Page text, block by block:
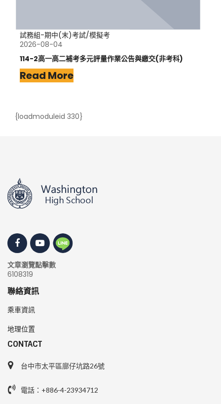
試務組-期中(末)考試/模擬考
2026-08-04
114-2高一高二補考多元評量作業公告與繳交(非考科)
Read More
{loadmoduleid 330}
文章瀏覽點擊數
6108319
聯絡資訊
乘車資訊
地理位置
CONTACT
台中市太平區廍仔坑路26號
電話：+886-4-23934712